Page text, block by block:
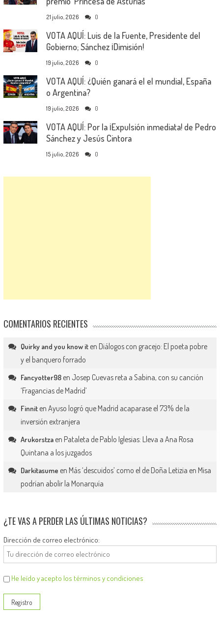
21 julio, 2026 0
VOTA AQUÍ: Luis de la Fuente, Presidente del
Gobierno; Sánchez ¡Dimisión!
19 julio, 2026 0
VOTA AQUÍ: ¿Quién ganará el el mundial, España
o Argentina?
19 julio, 2026 0
VOTA AQUÍ: Por la ¡Expulsión inmediata! de Pedro
Sánchez y Jesús Cintora
15 julio, 2026 0
COMENTARIOS RECIENTES
Quirky and you know iten Diálogos con gracejo: El poeta pobre
y el banquero forrado
Fancyotter98en Josep Cuevas reta a Sabina, con su canción
‘Fragancias de Madrid’
Finniten Ayuso logró que Madrid acaparase el 73% de la
inversión extranjera
Arukorstzaen Pataleta de Pablo Iglesias: Lleva a Ana Rosa
Quintana a los juzgados
Darkitasume en Más ‘descuidos’ como el de Doña Letizia en Misa
podrían abolir la Monarquía
¿TE VAS A PERDER LAS ÚLTIMAS NOTICIAS?
Dirección de correo electrónico:
He leído y acepto los términos y condiciones